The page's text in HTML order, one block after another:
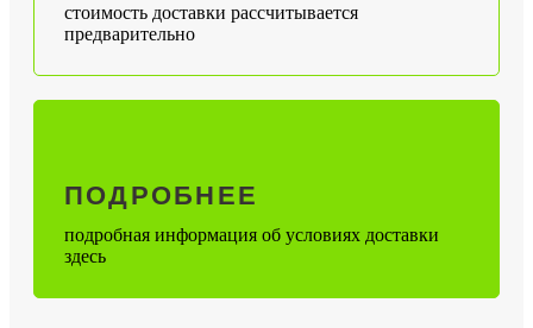
стоимость доставки рассчитывается
предварительно
ПОДРОБНЕЕ
подробная информация об условиях доставки
здесь